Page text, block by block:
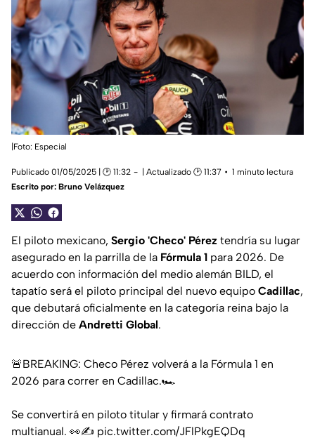
|Foto: Especial
Publicado 01/05/2025 | 🕑 11:32 | Actualizado 🕑 11:37
1 minuto lectura
Escrito por: Bruno Velázquez
El piloto mexicano, Sergio 'Checo' Pérez tendría su lugar
asegurado en la parrilla de la Fórmula 1 para 2026. De
acuerdo con información del medio alemán BILD, el
tapatío será el piloto principal del nuevo equipo Cadillac,
que debutará oficialmente en la categoría reina bajo la
dirección de Andretti Global.
🚨BREAKING: Checo Pérez volverá a la Fórmula 1 en
2026 para correr en Cadillac.🏎️
Se convertirá en piloto titular y firmará contrato
multianual. 👀✍️ pic.twitter.com/JFlPkgEQDq